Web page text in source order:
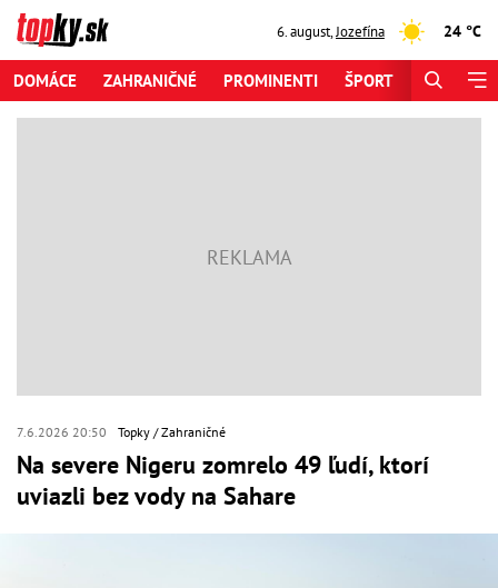
6. august,Jozefína 24 °C
DOMÁCE ZAHRANIČNÉ PROMINENTI ŠPORT
7.6.2026 20:50 Topky Zahraničné
Na severe Nigeru zomrelo 49 ľudí, ktorí
uviazli bez vody na Sahare